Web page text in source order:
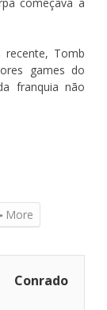
Tomb
games do
franquia não
More